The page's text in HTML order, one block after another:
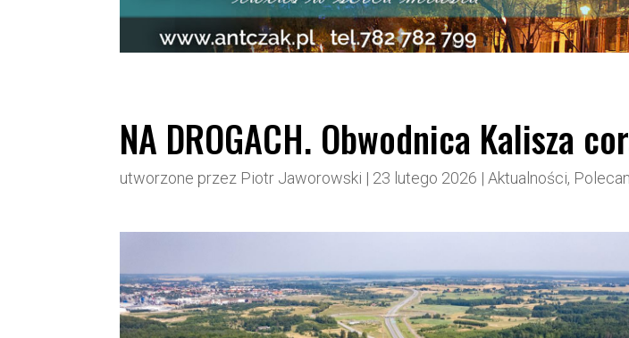
NA DROGACH. Obwodnica Kalisza
utworzone przez Piotr Jaworowski | 23 lutego 2026 |Aktualności,